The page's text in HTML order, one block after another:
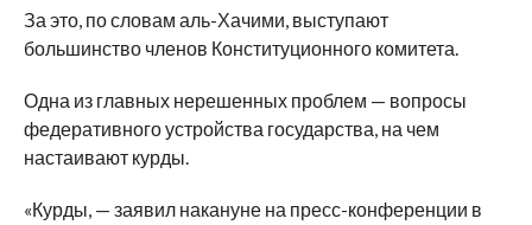
За это, по словам аль-Хачими, выступают
большинство членов Конституционного комитета.
Одна из главных нерешенных проблем — вопросы
федеративного устройства государства, на чем
настаивают курды.
«Курды, — заявил накануне на пресс-конференции в